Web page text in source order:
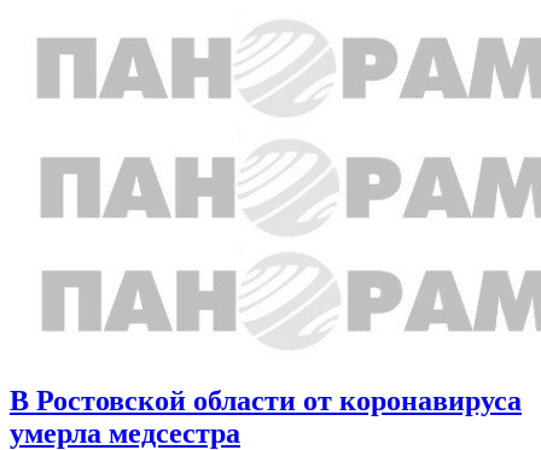
В Ростовской области от коронавируса
умерла медсестра